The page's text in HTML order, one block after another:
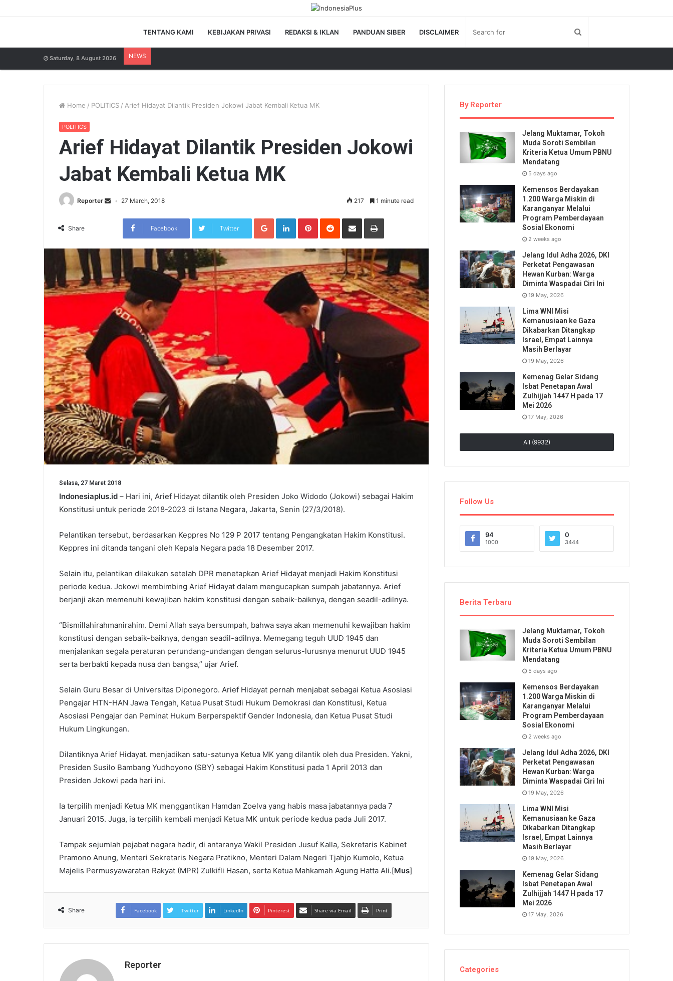
TENTANG KAMI KEBIJAKAN PRIVASI REDAKSI & IKLAN PANDUAN SIBER DISCLAIMER
Saturday, 8 August 2026 NEWS
Home / POLITICS / Arief Hidayat Dilantik Presiden Jokowi Jabat Kembali Ketua MK
POLITICS
Arief Hidayat Dilantik Presiden Jokowi
Jabat Kembali Ketua MK
Reporter 27 March, 2018 217 1 minute read
Share Facebook Twitter
Google+LinkedInPinterestReddit Share via Email Print
Selasa, 27 Maret 2018
Indonesiaplus.id – Hari ini, Arief Hidayat dilantik oleh Presiden Joko Widodo (Jokowi) sebagai Hakim
Konstitusi untuk periode 2018-2023 di Istana Negara, Jakarta, Senin (27/3/2018).
Pelantikan tersebut, berdasarkan Keppres No 129 P 2017 tentang Pengangkatan Hakim Konstitusi.
Keppres ini ditanda tangani oleh Kepala Negara pada 18 Desember 2017.
Selain itu, pelantikan dilakukan setelah DPR menetapkan Arief Hidayat menjadi Hakim Konstitusi
periode kedua. Jokowi membimbing Arief Hidayat dalam mengucapkan sumpah jabatannya. Arief
berjanji akan memenuhi kewajiban hakim konstitusi dengan sebaik-baiknya, dengan seadil-adilnya.
“Bismillahirahmanirahim. Demi Allah saya bersumpah, bahwa saya akan memenuhi kewajiban hakim
konstitusi dengan sebaik-baiknya, dengan seadil-adilnya. Memegang teguh UUD 1945 dan
menjalankan segala peraturan perundang-undangan dengan selurus-lurusnya menurut UUD 1945
serta berbakti kepada nusa dan bangsa,” ujar Arief.
Selain Guru Besar di Universitas Diponegoro. Arief Hidayat pernah menjabat sebagai Ketua Asosiasi
Pengajar HTN-HAN Jawa Tengah, Ketua Pusat Studi Hukum Demokrasi dan Konstitusi, Ketua
Asosiasi Pengajar dan Peminat Hukum Berperspektif Gender Indonesia, dan Ketua Pusat Studi
Hukum Lingkungan.
Dilantiknya Arief Hidayat. menjadikan satu-satunya Ketua MK yang dilantik oleh dua Presiden. Yakni,
Presiden Susilo Bambang Yudhoyono (SBY) sebagai Hakim Konstitusi pada 1 April 2013 dan
Presiden Jokowi pada hari ini.
Ia terpilih menjadi Ketua MK menggantikan Hamdan Zoelva yang habis masa jabatannya pada 7
Januari 2015. Juga, ia terpilih kembali menjadi Ketua MK untuk periode kedua pada Juli 2017.
Tampak sejumlah pejabat negara hadir, di antaranya Wakil Presiden Jusuf Kalla, Sekretaris Kabinet
Pramono Anung, Menteri Sekretaris Negara Pratikno, Menteri Dalam Negeri Tjahjo Kumolo, Ketua
Majelis Permusyawaratan Rakyat (MPR) Zulkifli Hasan, serta Ketua Mahkamah Agung Hatta Ali.[Mus]
Share Facebook Twitter LinkedIn Pinterest Share via Email Print
Reporter
By Reporter
Jelang Muktamar, Tokoh
Muda Soroti Sembilan
Kriteria Ketua Umum PBNU
Mendatang
5 days ago
Kemensos Berdayakan
1.200 Warga Miskin di
Karanganyar Melalui
Program Pemberdayaan
Sosial Ekonomi
2 weeks ago
Jelang Idul Adha 2026, DKI
Perketat Pengawasan
Hewan Kurban: Warga
Diminta Waspadai Ciri Ini
19 May, 2026
Lima WNI Misi
Kemanusiaan ke Gaza
Dikabarkan Ditangkap
Israel, Empat Lainnya
Masih Berlayar
19 May, 2026
Kemenag Gelar Sidang
Isbat Penetapan Awal
Zulhijjah 1447 H pada 17
Mei 2026
17 May, 2026
All (9932)
Follow Us
94
1000
0
3444
Berita Terbaru
Jelang Muktamar, Tokoh
Muda Soroti Sembilan
Kriteria Ketua Umum PBNU
Mendatang
5 days ago
Kemensos Berdayakan
1.200 Warga Miskin di
Karanganyar Melalui
Program Pemberdayaan
Sosial Ekonomi
2 weeks ago
Jelang Idul Adha 2026, DKI
Perketat Pengawasan
Hewan Kurban: Warga
Diminta Waspadai Ciri Ini
19 May, 2026
Lima WNI Misi
Kemanusiaan ke Gaza
Dikabarkan Ditangkap
Israel, Empat Lainnya
Masih Berlayar
19 May, 2026
Kemenag Gelar Sidang
Isbat Penetapan Awal
Zulhijjah 1447 H pada 17
Mei 2026
17 May, 2026
Categories